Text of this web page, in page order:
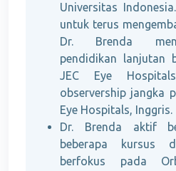
Universitas
untuk terus
Dr. Brenda
pendidikan lanjutan
JEC Eye
observership jangka
Eye Hospitals, Inggris.
Dr. Brenda aktif
beberapa kursus
berfokus pada